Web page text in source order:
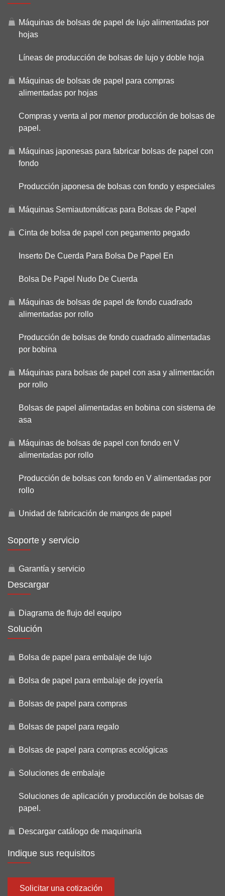
Máquinas de bolsas de papel de lujo alimentadas por
hojas
Líneas de producción de bolsas de lujo y doble hoja
Máquinas de bolsas de papel para compras
alimentadas por hojas
Compras y venta al por menor producción de bolsas de
papel.
Máquinas japonesas para fabricar bolsas de papel con
fondo
Producción japonesa de bolsas con fondo y especiales
Máquinas Semiautomáticas para Bolsas de Papel
Cinta de bolsa de papel con pegamento pegado
Inserto De Cuerda Para Bolsa De Papel En
Bolsa De Papel Nudo De Cuerda
Máquinas de bolsas de papel de fondo cuadrado
alimentadas por rollo
Producción de bolsas de fondo cuadrado alimentadas
por bobina
Máquinas para bolsas de papel con asa y alimentación
por rollo
Bolsas de papel alimentadas en bobina con sistema de
asa
Máquinas de bolsas de papel con fondo en V
alimentadas por rollo
Producción de bolsas con fondo en V alimentadas por
rollo
Unidad de fabricación de mangos de papel
Soporte y servicio
Garantía y servicio
Descargar
Diagrama de flujo del equipo
Solución
Bolsa de papel para embalaje de lujo
Bolsa de papel para embalaje de joyería
Bolsas de papel para compras
Bolsas de papel para regalo
Bolsas de papel para compras ecológicas
Soluciones de embalaje
Soluciones de aplicación y producción de bolsas de
papel.
Descargar catálogo de maquinaria
Indique sus requisitos
Solicitar una cotización